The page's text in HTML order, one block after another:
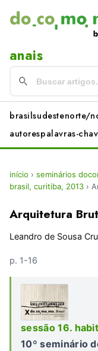
anais
brasilsudestenorte/
autorespalavras-
início › seminários
brasil, curitiba, 2013 ›
Arquitetura
Leandro de Sousa
p. 1-16
sessão 16.
10º seminário